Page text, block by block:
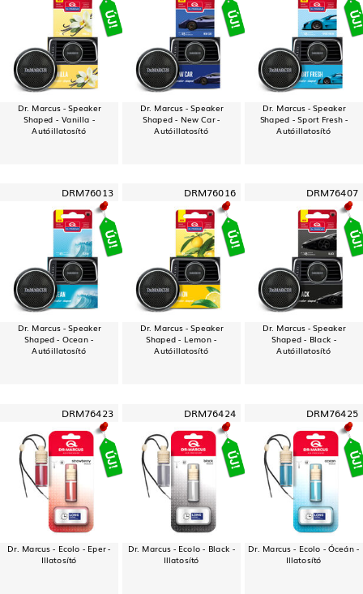
Dr. Marcus - Speaker
Shaped - Vanilla -
Autóillatosító
Dr. Marcus - Speaker
Shaped - New Car -
Autóillatosító
Dr. Marcus - Speaker
Shaped - Sport Fresh -
Autóillatosító
DRM76013
Dr. Marcus - Speaker
Shaped - Ocean -
Autóillatosító
DRM76016
Dr. Marcus - Speaker
Shaped - Lemon -
Autóillatosító
DRM76407
Dr. Marcus - Speaker
Shaped - Black -
Autóillatosító
DRM76423
Dr. Marcus - Ecolo - Eper -
Illatosító
DRM76424
Dr. Marcus - Ecolo - Black -
Illatosító
DRM76425
Dr. Marcus - Ecolo - Óceán -
Illatosító